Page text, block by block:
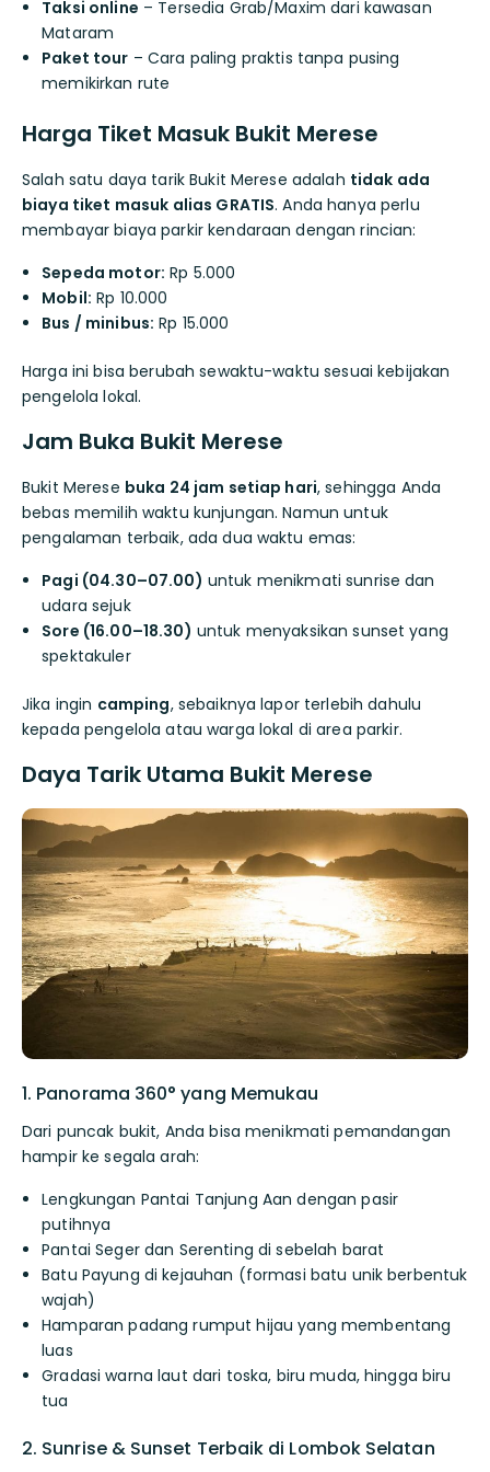
Taksi online – Tersedia Grab/Maxim dari kawasan
Mataram
Paket tour – Cara paling praktis tanpa pusing
memikirkan rute
Harga Tiket Masuk Bukit Merese
Salah satu daya tarik Bukit Merese adalah tidak ada
biaya tiket masuk alias GRATIS. Anda hanya perlu
membayar biaya parkir kendaraan dengan rincian:
Sepeda motor: Rp 5.000
Mobil: Rp 10.000
Bus / minibus: Rp 15.000
Harga ini bisa berubah sewaktu-waktu sesuai kebijakan
pengelola lokal.
Jam Buka Bukit Merese
Bukit Merese buka 24 jam setiap hari, sehingga Anda
bebas memilih waktu kunjungan. Namun untuk
pengalaman terbaik, ada dua waktu emas:
Pagi (04.30–07.00) untuk menikmati sunrise dan
udara sejuk
Sore (16.00–18.30) untuk menyaksikan sunset yang
spektakuler
Jika ingin camping, sebaiknya lapor terlebih dahulu
kepada pengelola atau warga lokal di area parkir.
Daya Tarik Utama Bukit Merese
1. Panorama 360° yang Memukau
Dari puncak bukit, Anda bisa menikmati pemandangan
hampir ke segala arah:
Lengkungan Pantai Tanjung Aan dengan pasir
putihnya
Pantai Seger dan Serenting di sebelah barat
Batu Payung di kejauhan (formasi batu unik berbentuk
wajah)
Hamparan padang rumput hijau yang membentang
luas
Gradasi warna laut dari toska, biru muda, hingga biru
tua
2. Sunrise & Sunset Terbaik di Lombok Selatan